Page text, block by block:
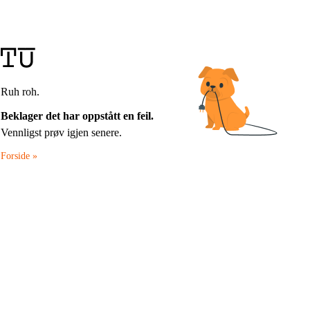
Ruh roh.
Beklager det har oppstått en feil.
Vennligst prøv igjen senere.
Forside »